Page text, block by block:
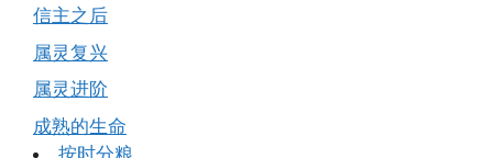
信主之后
属灵复兴
属灵进阶
成熟的生命
按时分粮